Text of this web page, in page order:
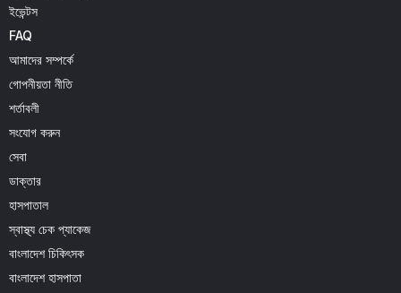
ইভেন্টস
FAQ
আমাদের সম্পর্কে
গোপনীয়তা নীতি
শর্তাবলী
সংযোগ করুন
সেবা
ডাক্তার
হাসপাতাল
স্বাস্থ্য চেক প্যাকেজ
বাংলাদেশ চিকিৎসক
বাংলাদেশ হাসপাতা